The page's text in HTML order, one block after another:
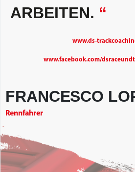
ARBEITEN. “
www.ds-
www.facebook.com/
FRANCESCO
Rennfahrer